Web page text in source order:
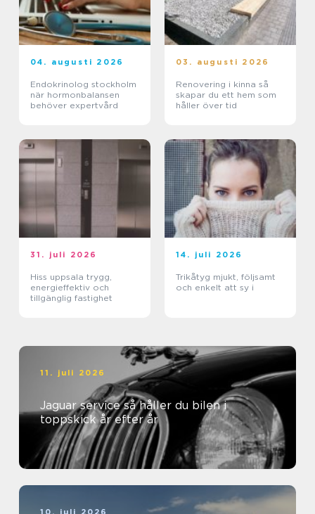
04. augusti 2026
Endokrinolog stockholm
när hormonbalansen
behöver expertvård
03. augusti 2026
Renovering i kinna så
skapar du ett hem som
håller över tid
31. juli 2026
Hiss uppsala trygg,
energieffektiv och
tillgänglig fastighet
14. juli 2026
Trikåtyg mjukt, följsamt
och enkelt att sy i
11. juli 2026
Jaguar service så håller du bilen i
toppskick år efter år
10. juli 2026